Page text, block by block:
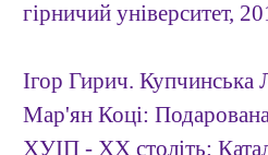
гірничий університет,
Ігор Гирич. Купчинська
Мар'ян Коці: Подарована
ХУІП - XX століть: